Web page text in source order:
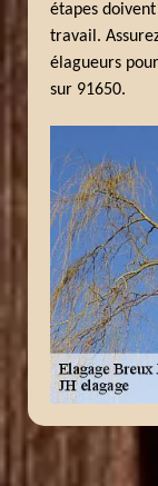
étapes
travail.
élagueurs
sur 91650.